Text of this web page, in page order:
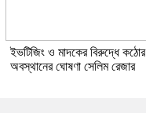
ইভটিজিং ও মাদকের বিরুদ্ধে কঠোর
অবস্থানের ঘোষণা সেলিম রেজার